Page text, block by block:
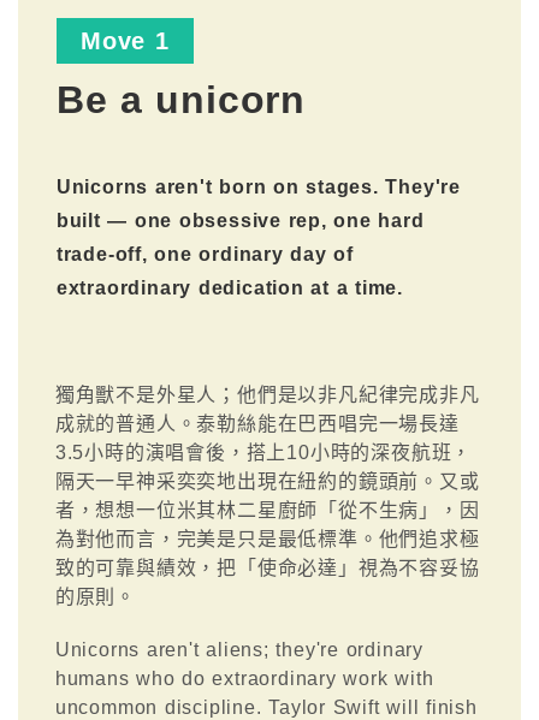
Move 1
Be a unicorn
Unicorns aren't born on stages. They're
built — one obsessive rep, one hard
trade-off, one ordinary day of
extraordinary dedication at a time.
獨角獸不是外星人；他們是以非凡紀律完成非凡
成就的普通人。泰勒絲能在巴西唱完一場長達
3.5小時的演唱會後，搭上10小時的深夜航班，
隔天一早神采奕奕地出現在紐約的鏡頭前。又或
者，想想一位米其林二星廚師「從不生病」，因
為對他而言，完美是只是最低標準。他們追求極
致的可靠與績效，把「使命必達」視為不容妥協
的原則。
Unicorns aren't aliens; they're ordinary
humans who do extraordinary work with
uncommon discipline. Taylor Swift will finish